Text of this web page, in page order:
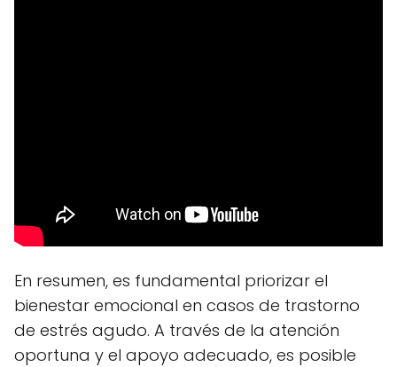
En resumen, es fundamental priorizar el
bienestar emocional en casos de trastorno
de estrés agudo. A través de la atención
oportuna y el apoyo adecuado, es posible